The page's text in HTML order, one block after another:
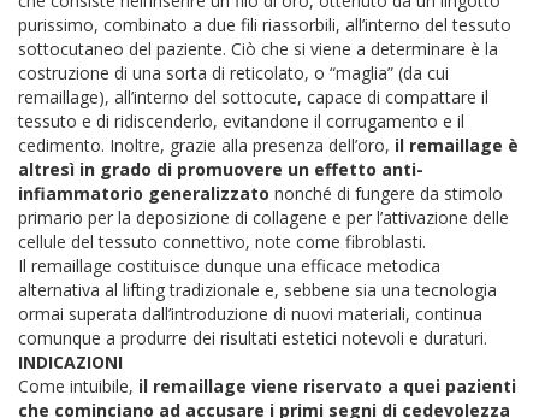
purissimo, combinato a due fili riassorbili, all’interno del tessuto
sottocutaneo del paziente. Ciò che si viene a determinare è la
costruzione di una sorta di reticolato, o “maglia” (da cui
remaillage), all’interno del sottocute, capace di compattare il
tessuto e di ridiscenderlo, evitandone il corrugamento e il
cedimento. Inoltre, grazie alla presenza dell’oro, il remaillage è
altresì in grado di promuovere un effetto anti-
infiammatorio generalizzato nonché di fungere da stimolo
primario per la deposizione di collagene e per l’attivazione delle
cellule del tessuto connettivo, note come fibroblasti.
Il remaillage costituisce dunque una efficace metodica
alternativa al lifting tradizionale e, sebbene sia una tecnologia
ormai superata dall’introduzione di nuovi materiali, continua
comunque a produrre dei risultati estetici notevoli e duraturi.
INDICAZIONI
Come intuibile, il remaillage viene riservato a quei pazienti
che cominciano ad accusare i primi segni di cedevolezza